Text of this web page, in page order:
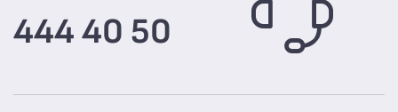
444 40 50